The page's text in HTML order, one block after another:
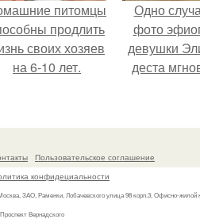
питомцы
продлить
своих хозяев
на 6-10 лет.
Одно
фото
девушки
деста
сделало её
Пользовательское соглашение
конфидециальности
ЗАО, Раменки, Лобачевского улица 98 корп.3, Офисно-
Вернадского